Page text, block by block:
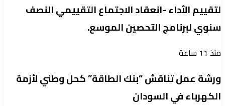
لتقييم الأداء -انعقاد الاجتماع التقييمي النصف
سنوي لبرنامج التحصين الموسع.
منذ 11 ساعة
ورشة عمل تناقش “بنك الطاقة” كحل وطني لأزمة
الكهرباء في السودان